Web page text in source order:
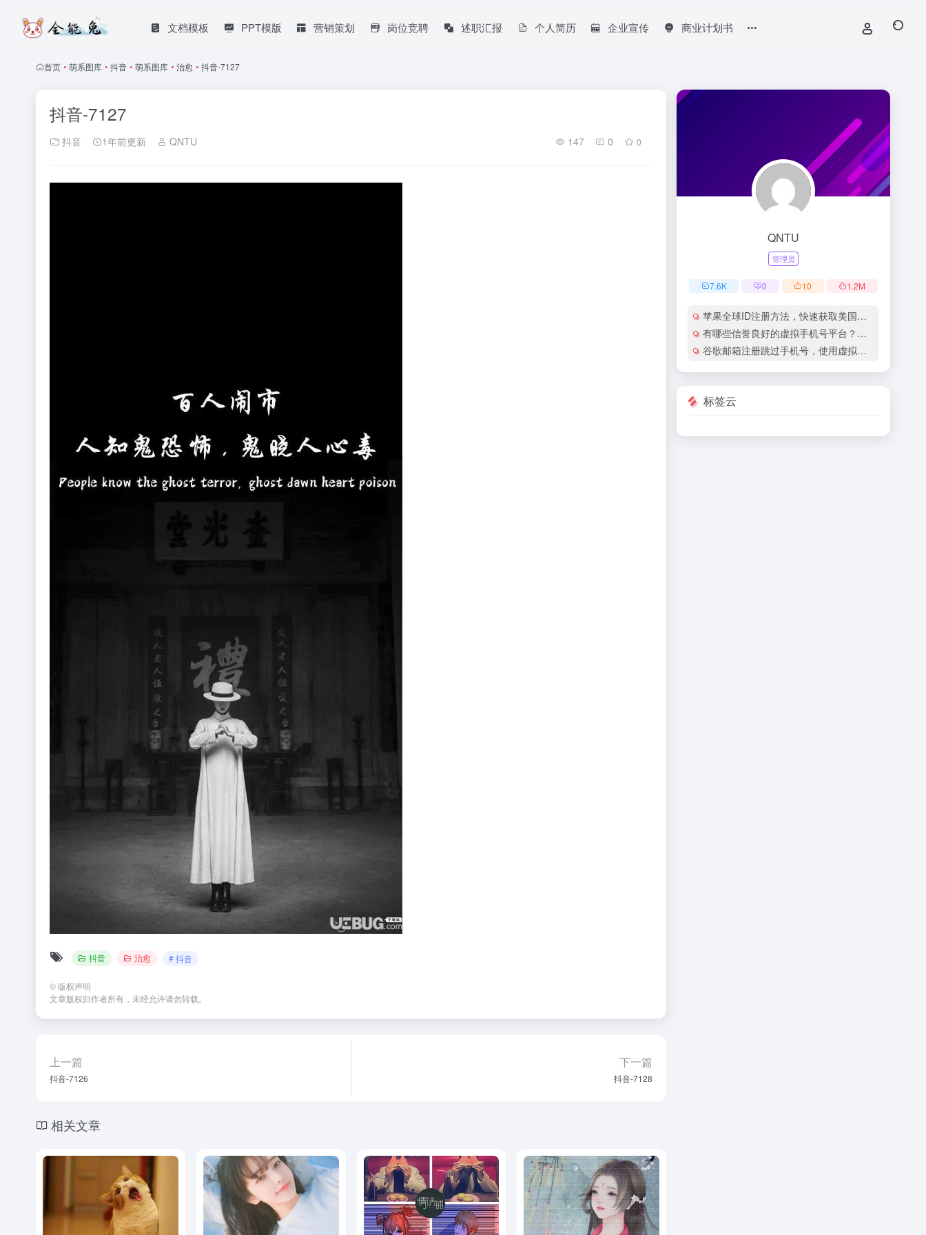
文档模板 PPT模版 营销策划 岗位竞聘 述职汇报 个人简历 企业宣传 商业计划书
首页 • 萌系图库 • 抖音 • 萌系图库 • 治愈 • 抖音-7127
抖音-7127
抖音 1年前更新 QNTU 147 0 0
抖音 治愈 # 抖音
© 版权声明
文章版权归作者所有，未经允许请勿转载。
上一篇
抖音-7126
下一篇
抖音-7128
相关文章
QNTU
管理员
7.6K 0 10 1.2M
苹果全球ID注册方法，快速获取美国地区苹果账号
有哪些信誉良好的虚拟手机号平台？有哪些平台提供国际虚拟手机号服务？
谷歌邮箱注册跳过手机号，使用虚拟手机号注册谷歌邮箱安全吗？
标签云